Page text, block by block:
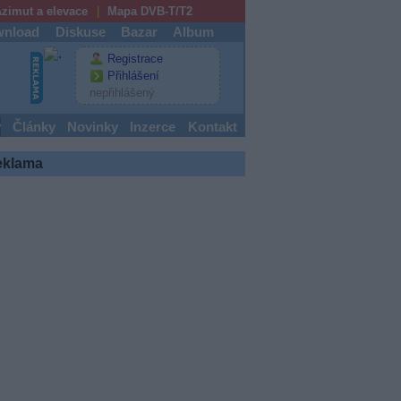
a elevace Mapa DVB-T/T2
Diskuse Bazar Album
Registrace
Přihlášení
nepřihlášený
Články Novinky Inzerce Kontakt